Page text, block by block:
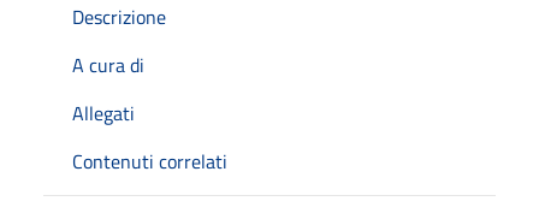
Descrizione
A cura di
Allegati
Contenuti correlati